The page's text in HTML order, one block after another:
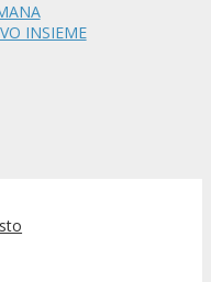
INSIEME